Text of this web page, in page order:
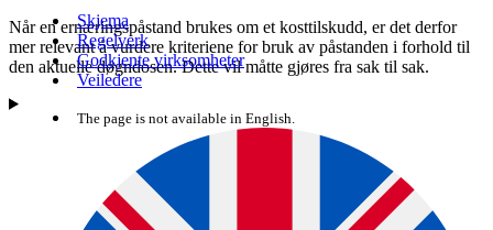
Skjema
Regelverk
Godkjente virksomheter
Veiledere
The page is not available in English.
Når en ernæringspåstand brukes om et kosttilskudd, er det derfor
mer relevant å vurdere kriteriene for bruk av påstanden i forhold til
den aktuelle døgndosen. Dette vil måtte gjøres fra sak til sak.